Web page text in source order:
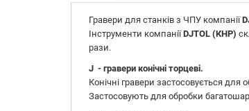
Гравери для станків з ЧПУ компанії
Інструменти компаніїDJTOL (КНР)
рази.
J - гравери конічні торцеві.
Конічні гравери застосовується для
Застосовують для обробки